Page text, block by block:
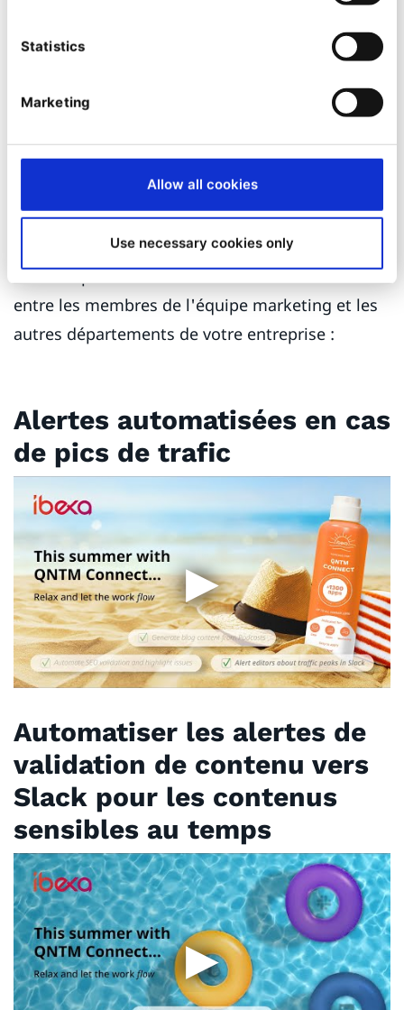
Statistics
Marketing
Allow all cookies
Use necessary cookies only
Qu'en est-il des cas d'utilisation non liés à l'IA ?
Voici quelques exemples de la façon dont Ibexa
Connect peut aider à rationaliser la collaboration
entre les membres de l'équipe marketing et les
autres départements de votre entreprise :
Alertes automatisées en cas
de pics de trafic
Automatiser les alertes de
validation de contenu vers
Slack pour les contenus
sensibles au temps